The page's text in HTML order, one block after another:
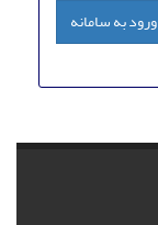
ورود به سامانه